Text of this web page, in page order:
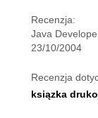
Recenzja:
Java
23/10/2004
Recenzja
ksiązka